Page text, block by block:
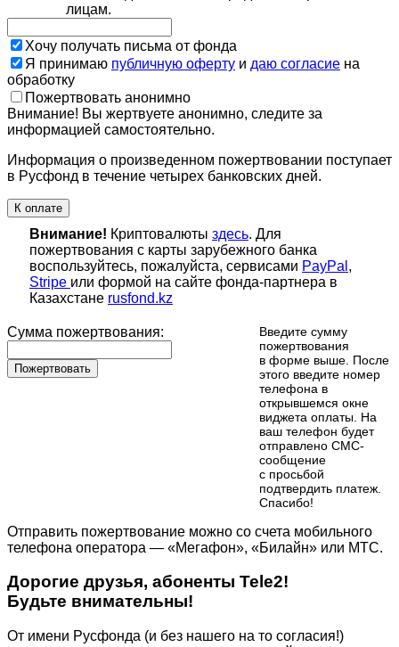
лицам.
Хочу получать письма от фонда
Я принимаю публичную оферту и даю согласие на
обработку
Пожертвовать анонимно
Внимание! Вы жертвуете анонимно, следите за
информацией самостоятельно.
Информация о произведенном пожертвовании поступает
в Русфонд в течение четырех банковских дней.
К оплате
Внимание! Криптовалюты здесь. Для
пожертвования с карты зарубежного банка
воспользуйтесь, пожалуйста, сервисами PayPal ,
Stripe или формой на сайте фонда-партнера в
Казахстане rusfond.kz
Сумма пожертвования:
Пожертвовать
Введите сумму
пожертвования
в форме выше. После
этого введите номер
телефона в
открывшемся окне
виджета оплаты. На
ваш телефон будет
отправлено СМС-
сообщение
с просьбой
подтвердить платеж.
Cпасибо!
Отправить пожертвование можно со счета мобильного
телефона оператора — «Мегафон», «Билайн» или МТС.
Дорогие друзья, абоненты Tele2!
Будьте внимательны!
От имени Русфонда (и без нашего на то согласия!)